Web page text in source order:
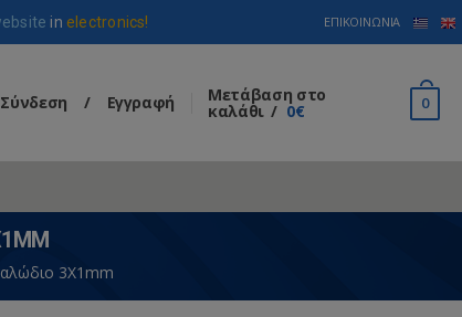
in electronics! ΕΠΙΚΟΙΝΩΝΊΑ
Σύνδεση / Εγγραφή Μετάβαση στο
καλάθι 0€ 0
3Χ1mm